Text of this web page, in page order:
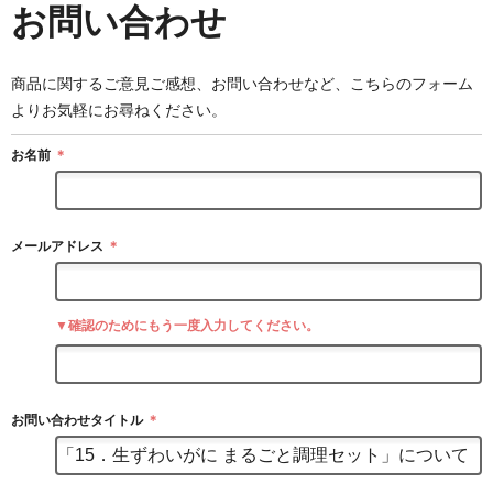
お問い合わせ
商品に関するご意見ご感想、お問い合わせなど、こちらのフォーム
よりお気軽にお尋ねください。
お名前 ＊
メールアドレス ＊
▼確認のためにもう一度入力してください。
お問い合わせタイトル ＊